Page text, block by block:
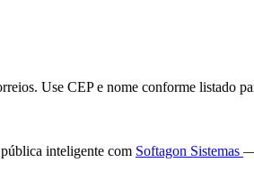
Use CEP e nome conforme listado
inteligente com Softagon Sistemas —